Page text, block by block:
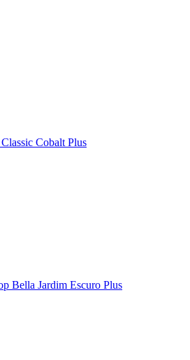
Cobalt Plus
Bella Jardim Escuro Plus